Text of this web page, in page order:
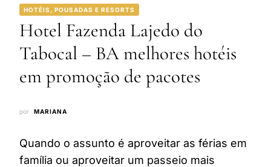
HOTÉIS, POUSADAS E RESORTS
Hotel Fazenda Lajedo do
Tabocal – BA melhores hotéis
em promoção de pacotes
por MARIANA
Quando o assunto é aproveitar as férias em
família ou aproveitar um passeio mais